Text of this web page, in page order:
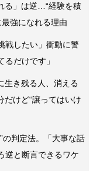
る」は逆…“経験を積
強になれる理由
戦したい」衝動に警
だけです」
生き残る人、消える
だけど“譲ってはいけ
の判定法。「大事な話
逆と断言できるワケ